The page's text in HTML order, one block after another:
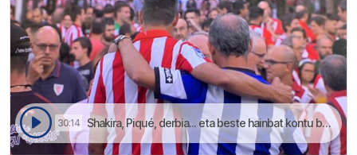
30:14 Shakira, Piqué, derbia... eta beste hainbat kontu berbagai tertulian | Shakira, Piqué, derbia… eta beste hainbat kontu berbagai tertulian